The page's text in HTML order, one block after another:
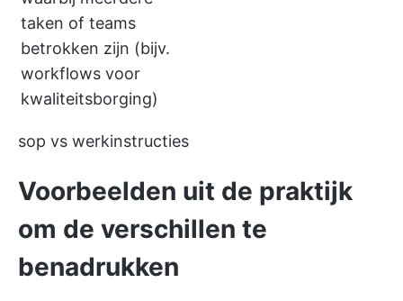
taken of teams
betrokken zijn (bijv.
workflows voor
kwaliteitsborging)
sop vs werkinstructies
Voorbeelden uit de praktijk
om de verschillen te
benadrukken